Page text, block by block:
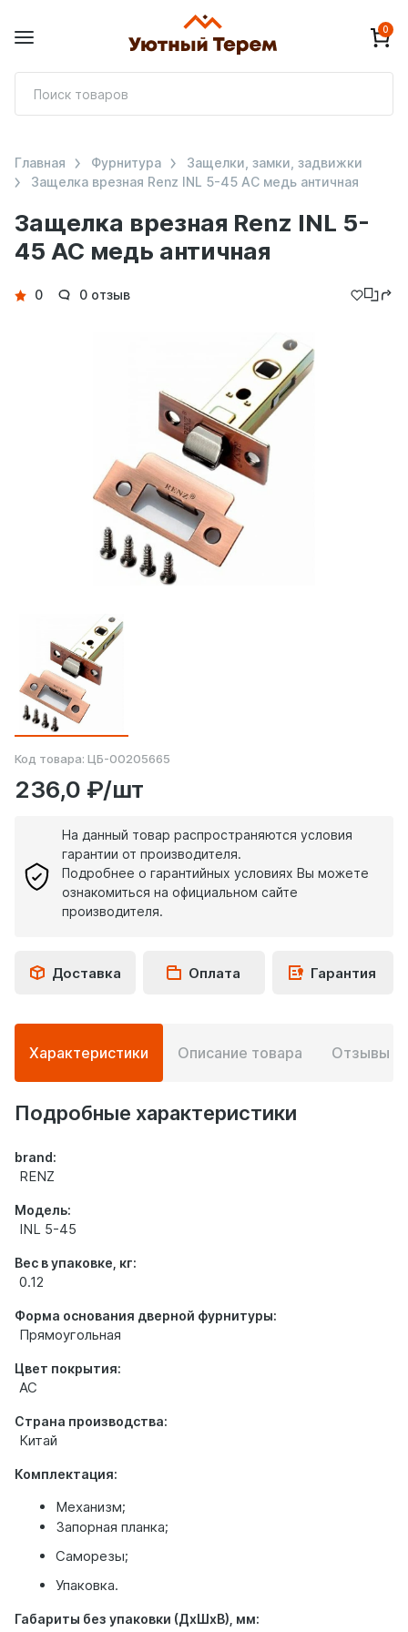
0
Защелка врезная Renz INL 5-
45 АС медь античная
Главная Фурнитура
Защелки, замки, задвижки
Защелка врезная Renz INL 5-45 АС медь античная
Детали
0 0 отзыв
Код товара: ЦБ-00205665
236,0 ₽/шт
На данный товар распространяются условия
гарантии от производителя.
Подробнее о гарантийных условиях Вы можете
ознакомиться на официальном сайте
производителя.
Доставка Оплата Гарантия
Подробная
информация
о
товаре
Характеристики Описание товара Отзывы
Подробные характеристики
brand:
RENZ
Модель:
INL 5-45
Вес в упаковке, кг:
0.12
Форма основания дверной фурнитуры:
Прямоугольная
Цвет покрытия:
AC
Страна производства:
Китай
Комплектация:
Механизм;
Запорная планка;
Саморезы;
Упаковка.
Габариты без упаковки (ДхШхВ), мм: